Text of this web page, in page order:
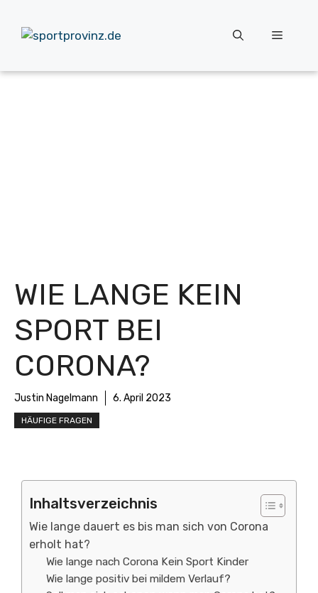
Inhalt
springen
Menü
WIE LANGE KEIN
SPORT BEI
CORONA?
Justin Nagelmann 6. April 2023
HÄUFIGE FRAGEN
Inhaltsverzeichnis
Wie lange dauert es bis man sich von Corona
erholt hat?
Wie lange nach Corona Kein Sport Kinder
Wie lange positiv bei mildem Verlauf?